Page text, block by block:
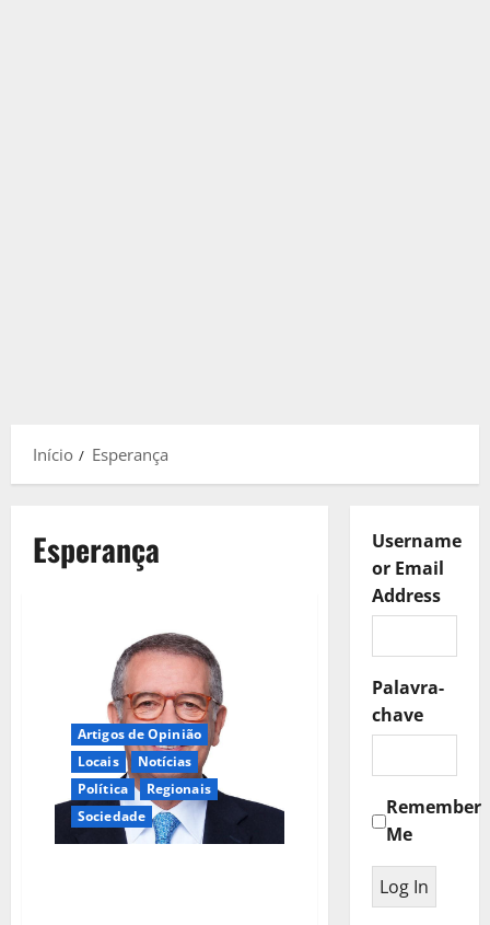
Início Esperança
Esperança
Artigos de Opinião
Locais
Notícias
Política
Regionais
Sociedade
Username
or Email
Address
Palavra-
chave
Remember
Me